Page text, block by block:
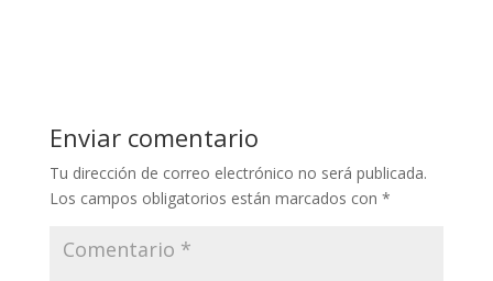
Enviar comentario
Tu dirección de correo electrónico no será publicada.
Los campos obligatorios están marcados con *